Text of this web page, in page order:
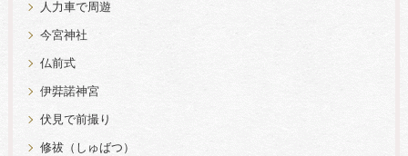
人力車で周遊
今宮神社
仏前式
伊弉諾神宮
伏見で前撮り
修祓（しゅばつ）